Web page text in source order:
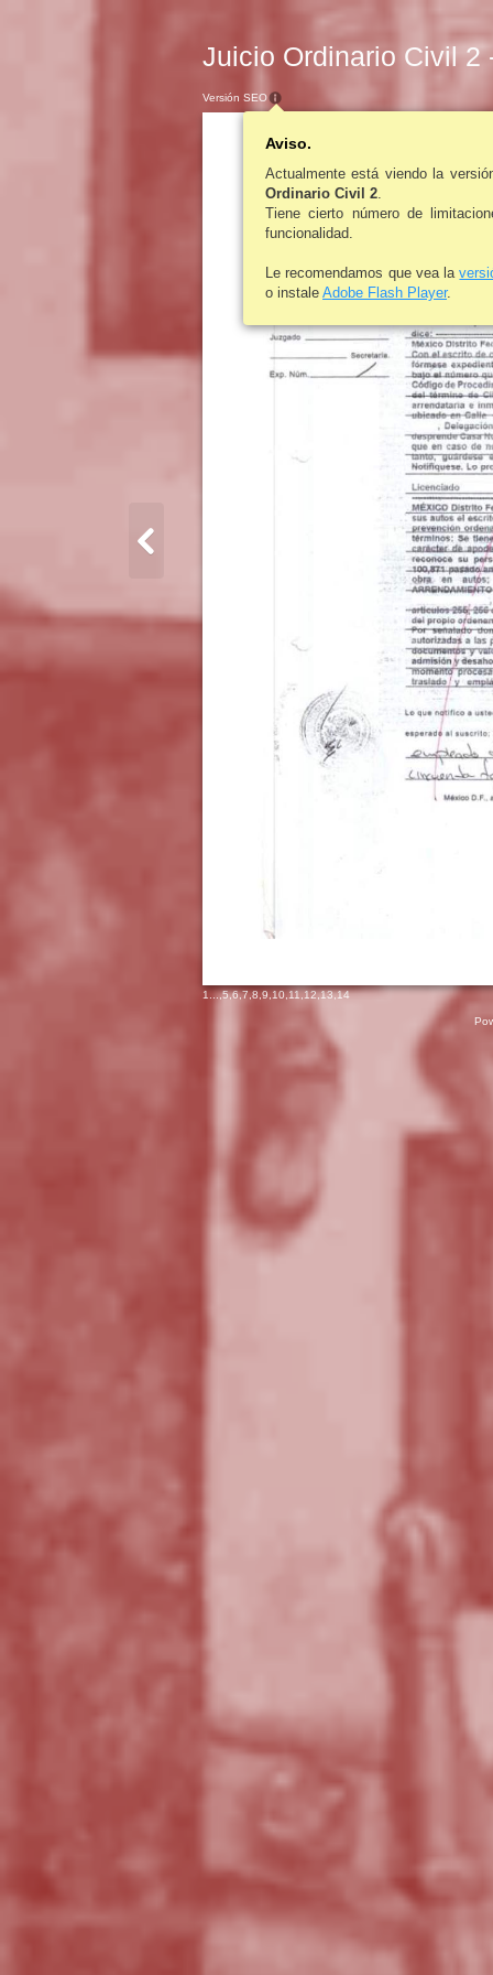
Juicio Ordinario Civil 2
Versión SEO
Aviso.
Actualmente está viendo la
Ordinario Civil 2
Tiene cierto número de
funcionalidad.
Le recomendamos que vea la
o instale Adobe Flash Player.
1 ...,5,6,7,8,9,10,11,12,13,14